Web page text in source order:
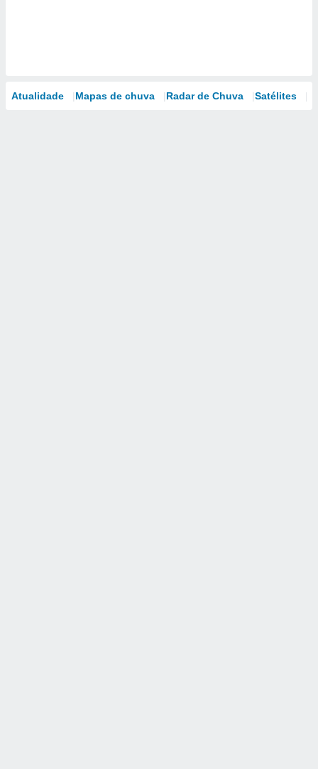
Atualidade Mapas de chuva Radar de Chuva Satélites